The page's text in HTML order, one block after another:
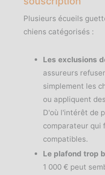
Plusieurs écueils
chiens catégorisés :
Les exclusions
assureurs
simplement les
ou appliquent des
D'où l'intérêt de
comparateur qui
compatibles.
Le plafond trop
1 000 € peut